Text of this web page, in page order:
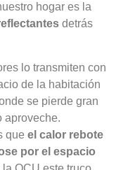
hogar es la
detrás
lo transmiten con
de la habitación
se pierde gran
aproveche.
que el calor rebote
por el espacio